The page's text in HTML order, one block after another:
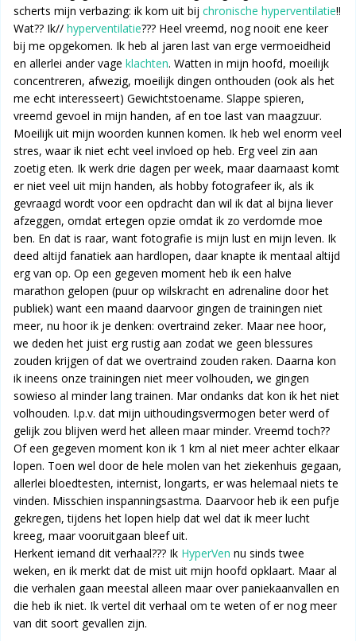
scherts mijn verbazing: ik kom uit bij chronische hyperventilatie!!
Wat?? Ik// hyperventilatie??? Heel vreemd, nog nooit ene keer
bij me opgekomen. Ik heb al jaren last van erge vermoeidheid
en allerlei ander vage klachten. Watten in mijn hoofd, moeilijk
concentreren, afwezig, moeilijk dingen onthouden (ook als het
me echt interesseert) Gewichtstoename. Slappe spieren,
vreemd gevoel in mijn handen, af en toe last van maagzuur.
Moeilijk uit mijn woorden kunnen komen. Ik heb wel enorm veel
stres, waar ik niet echt veel invloed op heb. Erg veel zin aan
zoetig eten. Ik werk drie dagen per week, maar daarnaast komt
er niet veel uit mijn handen, als hobby fotografeer ik, als ik
gevraagd wordt voor een opdracht dan wil ik dat al bijna liever
afzeggen, omdat ertegen opzie omdat ik zo verdomde moe
ben. En dat is raar, want fotografie is mijn lust en mijn leven. Ik
deed altijd fanatiek aan hardlopen, daar knapte ik mentaal altijd
erg van op. Op een gegeven moment heb ik een halve
marathon gelopen (puur op wilskracht en adrenaline door het
publiek) want een maand daarvoor gingen de trainingen niet
meer, nu hoor ik je denken: overtraind zeker. Maar nee hoor,
we deden het juist erg rustig aan zodat we geen blessures
zouden krijgen of dat we overtraind zouden raken. Daarna kon
ik ineens onze trainingen niet meer volhouden, we gingen
sowieso al minder lang trainen. Mar ondanks dat kon ik het niet
volhouden. I.p.v. dat mijn uithoudingsvermogen beter werd of
gelijk zou blijven werd het alleen maar minder. Vreemd toch??
Of een gegeven moment kon ik 1 km al niet meer achter elkaar
lopen. Toen wel door de hele molen van het ziekenhuis gegaan,
allerlei bloedtesten, internist, longarts, er was helemaal niets te
vinden. Misschien inspanningsastma. Daarvoor heb ik een pufje
gekregen, tijdens het lopen hielp dat wel dat ik meer lucht
kreeg, maar vooruitgaan bleef uit.
Herkent iemand dit verhaal??? Ik HyperVen nu sinds twee
weken, en ik merkt dat de mist uit mijn hoofd opklaart. Maar al
die verhalen gaan meestal alleen maar over paniekaanvallen en
die heb ik niet. Ik vertel dit verhaal om te weten of er nog meer
van dit soort gevallen zijn.